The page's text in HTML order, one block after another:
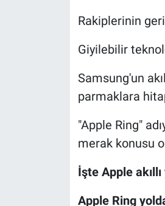
Rakiplerinin
Giyilebilir
Samsung'un
parmaklara
"Apple Ring"
merak konusu
İşte Apple
Apple Ring